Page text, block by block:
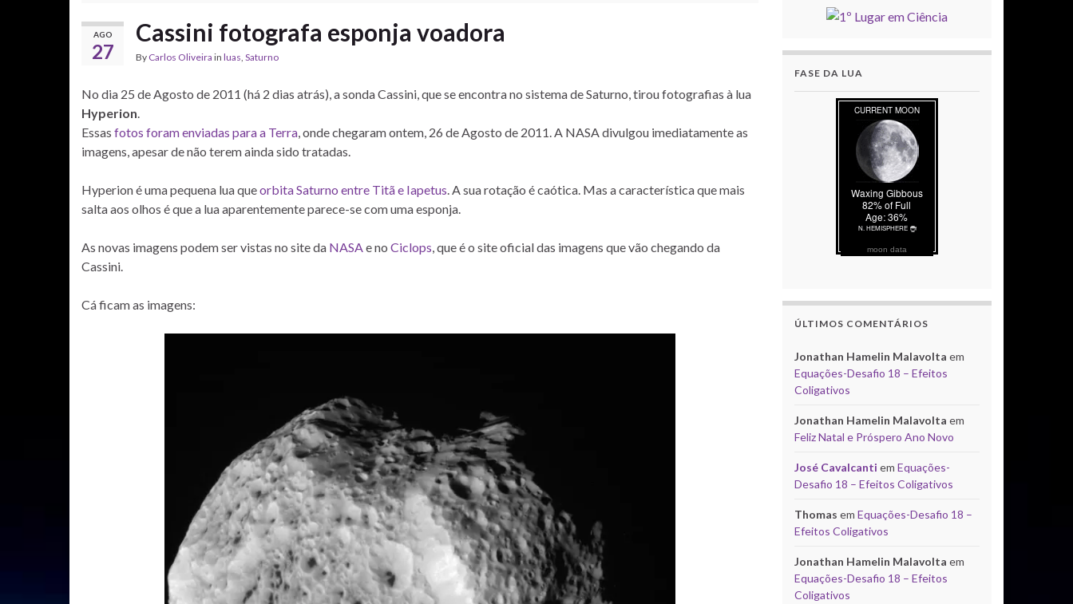
AGO
27
Cassini fotografa esponja voadora
By Carlos Oliveira in luas, Saturno
No dia 25 de Agosto de 2011 (há 2 dias atrás), a sonda Cassini, que se encontra no sistema de Saturno, tirou fotografias à lua
Hyperion.
Essas fotos foram enviadas para a Terra, onde chegaram ontem, 26 de Agosto de 2011. A NASA divulgou imediatamente as
imagens, apesar de não terem ainda sido tratadas.
Hyperion é uma pequena lua queorbita Saturno entre Titã e Iapetus. A sua rotação é caótica. Mas a característica que mais
salta aos olhos é que a lua aparentemente parece-se com uma esponja.
As novas imagens podem ser vistas no site da NASAe no Ciclops, que é o site oficial das imagens que vão chegando da
Cassini.
Cá ficam as imagens:
FASE DA LUA
moon data
ÚLTIMOS COMENTÁRIOS
Jonathan Hamelin Malavolta em
Equações-Desafio 18 – Efeitos
Coligativos
Jonathan Hamelin Malavolta em
Feliz Natal e Próspero Ano Novo
José Cavalcanti em Equações-
Desafio 18 – Efeitos Coligativos
Thomas em Equações-Desafio 18 –
Efeitos Coligativos
Jonathan Hamelin Malavolta em
Equações-Desafio 18 – Efeitos
Coligativos